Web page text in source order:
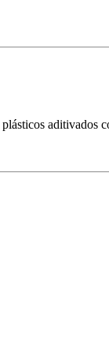
aditivados